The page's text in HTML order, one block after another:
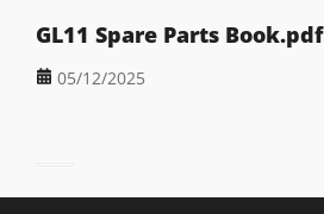
GL11 Spare Parts Book.pdf
05/12/2025